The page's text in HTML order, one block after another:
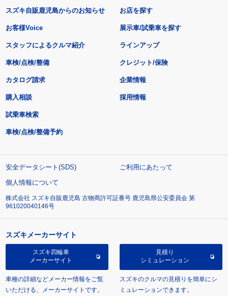
スズキ自販鹿児島からのお知らせ
お客様Voice
スタッフによるクルマ紹介
お店を探す
展示車/試乗車を探す
ラインアップ
車検/点検/整備 クレジット/保険
カタログ請求
購入相談
試乗車検索
車検/点検/整備予約
企業情報
採用情報
安全データシート(SDS)
ご利用にあたって
個人情報について
株式会社 スズキ自販鹿児島 古物商許可証番号 鹿児島県公安委員会 第
961020040146号
スズキメーカーサイト
スズキ四輪車
メーカーサイト
車種の詳細などメーカー情報をご覧
いただける、メーカーサイトです。
見積り
シミュレーション
スズキのクルマの見積りを簡単にシ
ミュレーションできます。